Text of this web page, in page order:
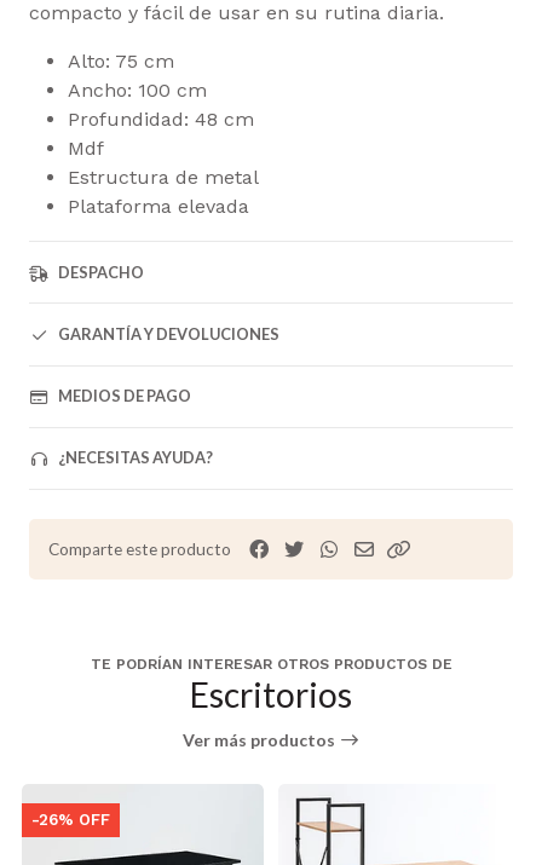
compacto y fácil de usar en su rutina diaria.
Alto: 75 cm
Ancho: 100 cm
Profundidad: 48 cm
Mdf
Estructura de metal
Plataforma elevada
DESPACHO
GARANTÍA Y DEVOLUCIONES
MEDIOS DE PAGO
¿NECESITAS AYUDA?
Comparte este producto
TE PODRÍAN INTERESAR OTROS PRODUCTOS DE
Escritorios
Ver más productos
-26% OFF